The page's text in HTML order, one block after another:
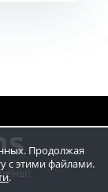
Продолжая
с этими файлами.
.